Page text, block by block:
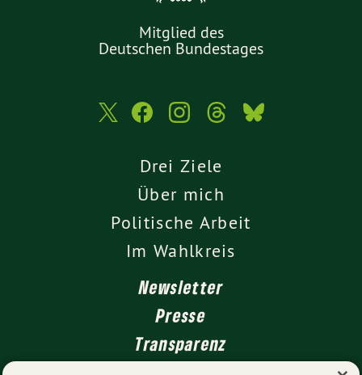
Mitglied des
Deutschen Bundestages
Drei Ziele
Über mich
Politische Arbeit
Im Wahlkreis
Newsletter
Presse
Transparenz